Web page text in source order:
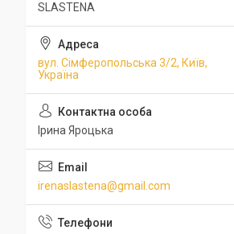
SLASTENA
вул. Сімферопольська 3/2, Київ,
Україна
Ірина Яроцька
irenaslastena@gmail.com